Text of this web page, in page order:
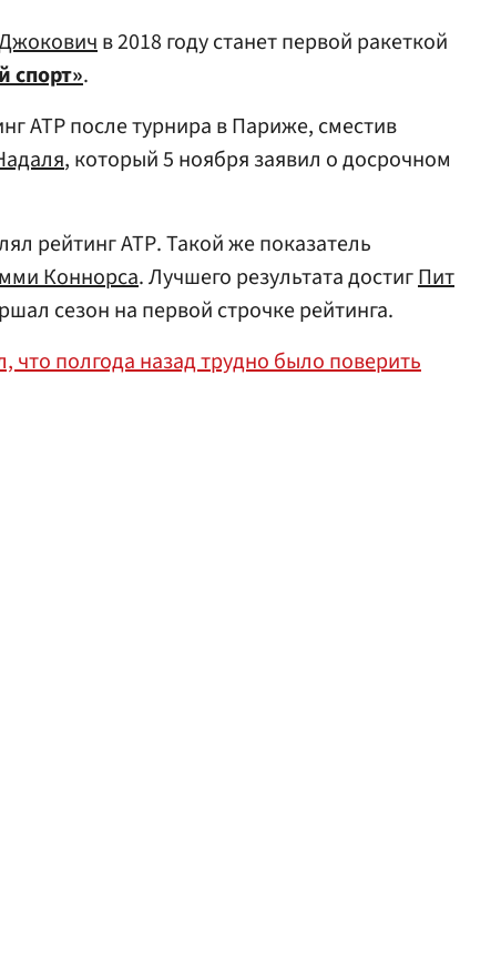
в 2018 году станет первой ракеткой
спорт».
ATP после турнира в Париже, сместив
, который 5 ноября заявил о досрочном
рейтинг АТР. Такой же показатель
Коннорса. Лучшего результата достигПит
сезон на первой строчке рейтинга.
что полгода назад трудно было поверить